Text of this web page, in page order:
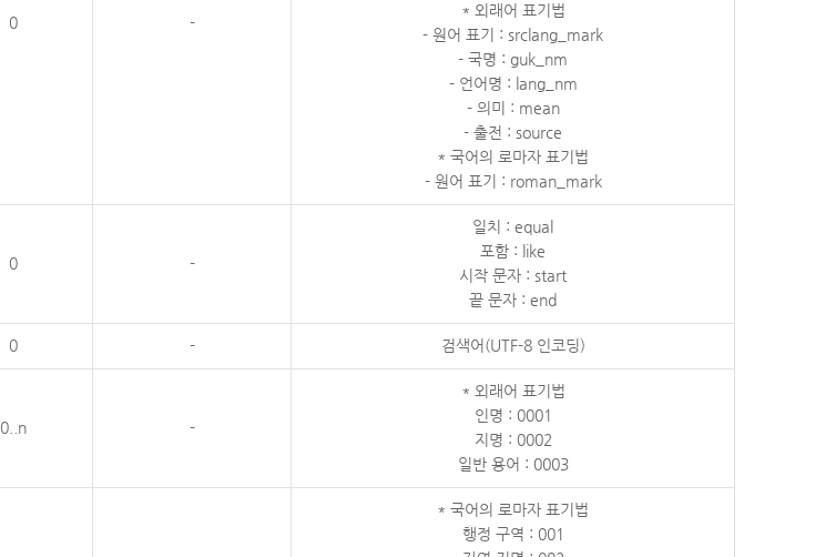
0 -
* 외래어 표기법
- 원어 표기 : srclang_mark
- 국명 : guk_nm
- 언어명 : lang_nm
- 의미 : mean
- 출전 : source
* 국어의 로마자 표기법
- 원어 표기 : roman_mark
0 -
일치 : equal
포함 : like
시작 문자 : start
끝 문자 : end
0 - 검색어(UTF-8 인코딩)
0..n -
* 외래어 표기법
인명 : 0001
지명 : 0002
일반 용어 : 0003
* 국어의 로마자 표기법
행정 구역 : 001